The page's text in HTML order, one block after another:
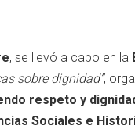
, se llevó a cabo en la
sobre dignidad”,
respeto y
Sociales e